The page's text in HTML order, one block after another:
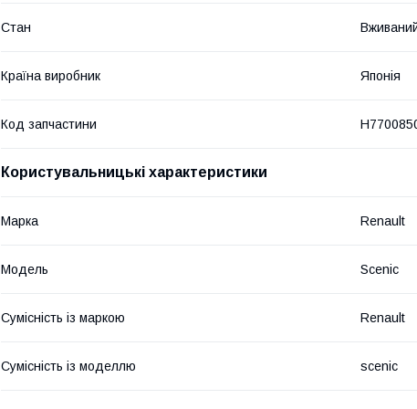
Стан
Країна виробник Японія
Код запчастини
Користувальницькі характеристики
Марка Renault
Модель Scenic
Сумісність із маркою Renault
Сумісність із моделлю scenic